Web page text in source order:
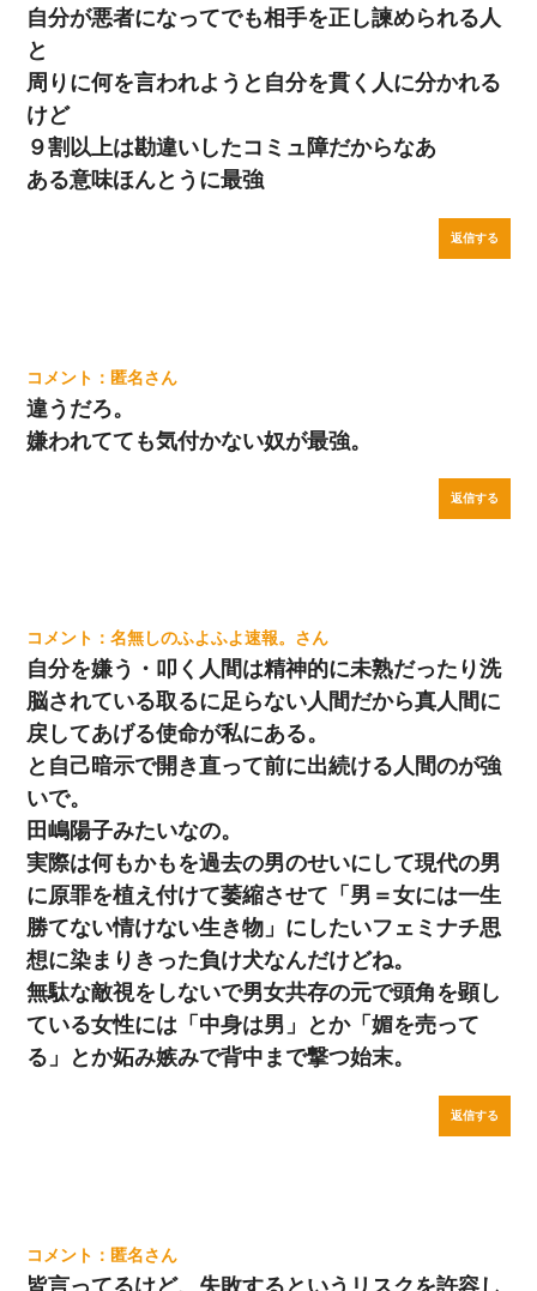
自分が悪者になってでも相手を正し諫められる人
と
周りに何を言われようと自分を貫く人に分かれる
けど
９割以上は勘違いしたコミュ障だからなあ
ある意味ほんとうに最強
返信する
匿名
違うだろ。
嫌われてても気付かない奴が最強。
返信する
名無しのふよふよ速報。
自分を嫌う・叩く人間は精神的に未熟だったり洗
脳されている取るに足らない人間だから真人間に
戻してあげる使命が私にある。
と自己暗示で開き直って前に出続ける人間のが強
いで。
田嶋陽子みたいなの。
実際は何もかもを過去の男のせいにして現代の男
に原罪を植え付けて萎縮させて「男＝女には一生
勝てない情けない生き物」にしたいフェミナチ思
想に染まりきった負け犬なんだけどね。
無駄な敵視をしないで男女共存の元で頭角を顕し
ている女性には「中身は男」とか「媚を売って
る」とか妬み嫉みで背中まで撃つ始末。
返信する
匿名
皆言ってるけど、失敗するというリスクを許容し